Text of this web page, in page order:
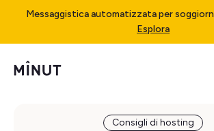
Messaggistica automatizzata per
Esplora
Consigli di hosting